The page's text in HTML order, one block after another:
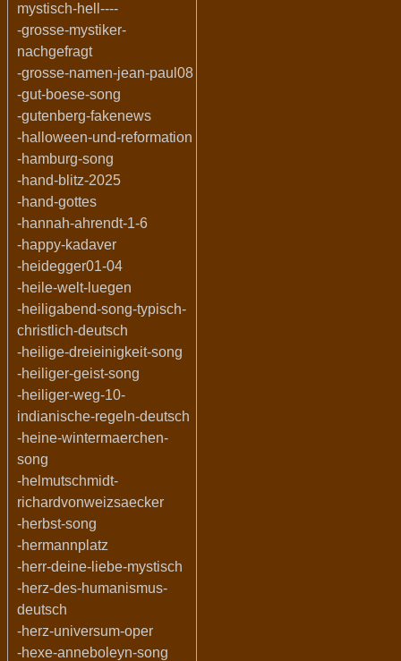
mystisch-hell----
-grosse-mystiker-
nachgefragt
-grosse-namen-jean-paul08
-gut-boese-song
-gutenberg-fakenews
-halloween-und-reformation
-hamburg-song
-hand-blitz-2025
-hand-gottes
-hannah-ahrendt-1-6
-happy-kadaver
-heidegger01-04
-heile-welt-luegen
-heiligabend-song-typisch-
christlich-deutsch
-heilige-dreieinigkeit-song
-heiliger-geist-song
-heiliger-weg-10-
indianische-regeln-deutsch
-heine-wintermaerchen-
song
-helmutschmidt-
richardvonweizsaecker
-herbst-song
-hermannplatz
-herr-deine-liebe-mystisch
-herz-des-humanismus-
deutsch
-herz-universum-oper
-hexe-anneboleyn-song